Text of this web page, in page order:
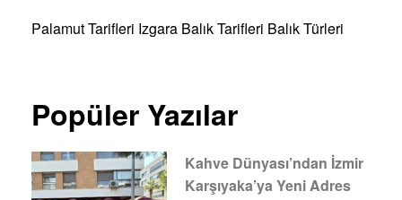
Palamut Tarifleri Izgara Balık Tarifleri Balık Türleri
Popüler Yazılar
Kahve Dünyası’ndan İzmir
Karşıyaka’ya Yeni Adres